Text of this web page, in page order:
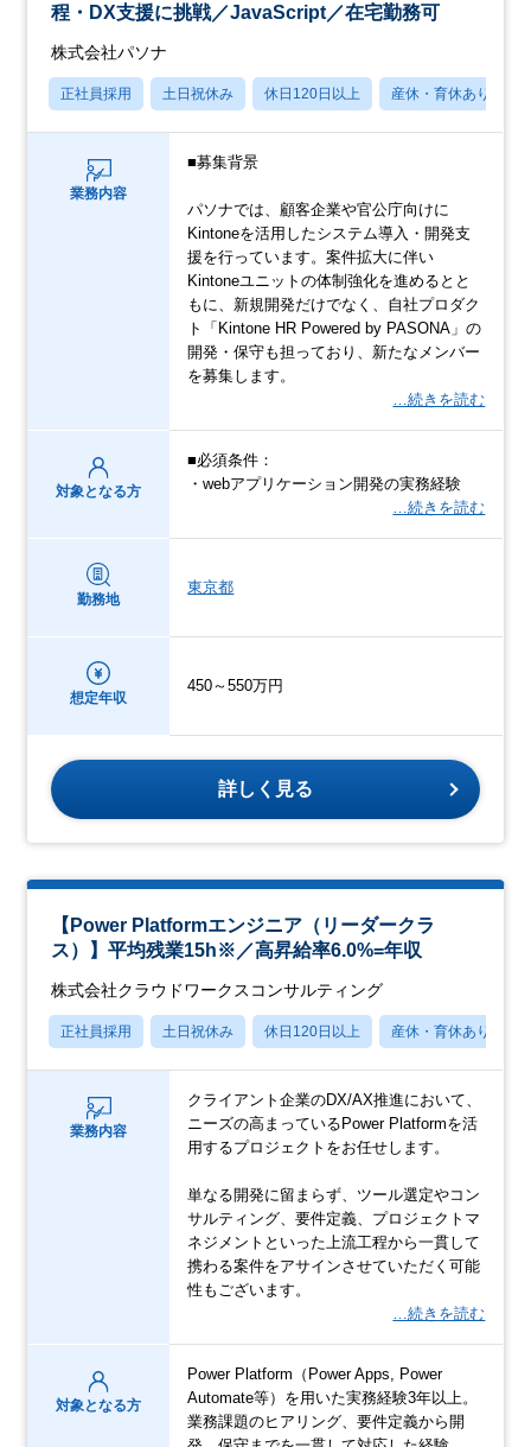
程・DX支援に挑戦／JavaScript／在宅勤務可
株式会社パソナ
正社員採用 土日祝休み 休日120日以上 産休・育休あり
業務内容
■募集背景
パソナでは、顧客企業や官公庁向けに
Kintoneを活用したシステム導入・開発支
援を行っています。案件拡大に伴い
Kintoneユニットの体制強化を進めるとと
もに、新規開発だけでなく、自社プロダク
ト「Kintone HR Powered by PASONA」の
開発・保守も担っており、新たなメンバー
を募集します。
…続きを読む
対象となる方
■必須条件：
・webアプリケーション開発の実務経験
…続きを読む
勤務地
東京都
想定年収
450～550万円
詳しく見る
【Power Platformエンジニア（リーダークラ
ス）】平均残業15h※／高昇給率6.0%=年収
株式会社クラウドワークスコンサルティング
正社員採用 土日祝休み 休日120日以上 産休・育休あり
業務内容
クライアント企業のDX/AX推進において、
ニーズの高まっているPower Platformを活
用するプロジェクトをお任せします。
単なる開発に留まらず、ツール選定やコン
サルティング、要件定義、プロジェクトマ
ネジメントといった上流工程から一貫して
携わる案件をアサインさせていただく可能
性もございます。
…続きを読む
対象となる方
Power Platform（Power Apps, Power
Automate等）を用いた実務経験3年以上。
業務課題のヒアリング、要件定義から開